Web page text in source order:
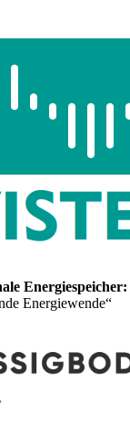
Energiespeicher:
Energiewende“